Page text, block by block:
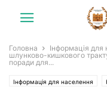
Головна Інформація для
шлунково-кишкового
поради для...
Інформація для населення